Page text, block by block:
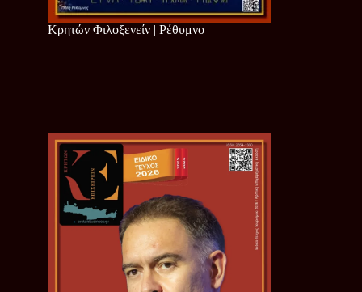
Κρητών Φιλοξενείν | Ρέθυμνο